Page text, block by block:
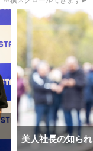
美人社長の知ら